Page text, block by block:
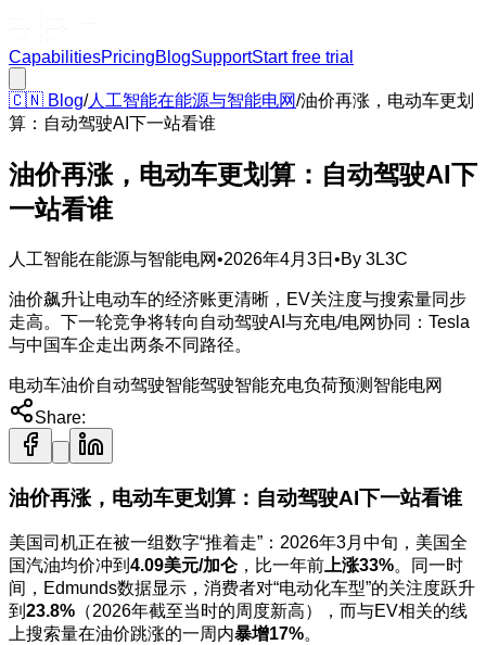
CapabilitiesPricingBlogSupportStart free trial
🇨🇳 Blog/人工智能在能源与智能电网/油价再涨，电动车更划
算：自动驾驶AI下一站看谁
油价再涨，电动车更划算：自动驾驶AI下
一站看谁
人工智能在能源与智能电网•2026年4月3日 •By 3L3C
油价飙升让电动车的经济账更清晰，EV关注度与搜索量同步
走高。下一轮竞争将转向自动驾驶AI与充电/电网协同：Tesla
与中国车企走出两条不同路径。
电动车油价自动驾驶智能驾驶智能充电负荷预测 智能电网
Share:
油价再涨，电动车更划算：自动驾驶AI下一站看谁
美国司机正在被一组数字“推着走”：2026年3月中旬，美国全
国汽油均价冲到 4.09美元/加仑，比一年前 上涨33%。同一时
间，Edmunds数据显示，消费者对“电动化车型”的关注度跃升
到 23.8% （2026年截至当时的周度新高），而与EV相关的线
上搜索量在油价跳涨的一周内暴增17%。